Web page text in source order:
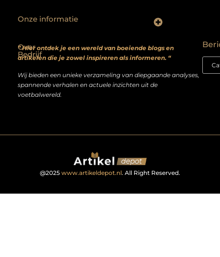
Over
Bedrijf
” Hier ontdek je een wereld van boeiende blogs en
artikelen die je zowel inspireren als informeren. “
Wij bieden een unieke verzameling van diepgaande analyses,
spannende verhalen en actuele inzichten uit de
voetbalwereld.
Onze informatie
@2025 www.artikeldepot.nl. All Right Reserved.